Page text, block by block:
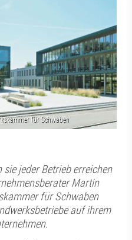
jeder Betrieb erreichen
Martin
für Schwaben
auf ihrem